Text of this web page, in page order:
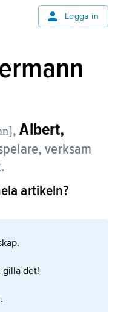
Logga in
,Albert,
verksam
kraft
allt i USA.
artikeln?
gilla det!